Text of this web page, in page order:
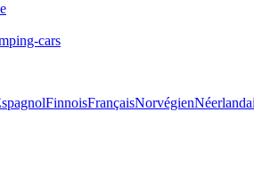
cars
FinnoisFrançaisNorvégien